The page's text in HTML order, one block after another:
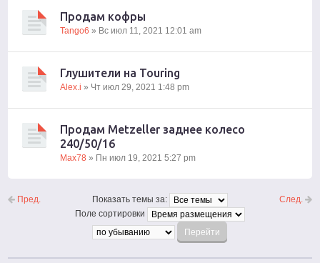
Продам кофры
Tango6 » Вс июл 11, 2021 12:01 am
Глушители на Touring
Alex.i » Чт июл 29, 2021 1:48 pm
Продам Metzeller заднее колесо
240/50/16
Max78 » Пн июл 19, 2021 5:27 pm
Пред. След.
Показать темы за:
Поле сортировки